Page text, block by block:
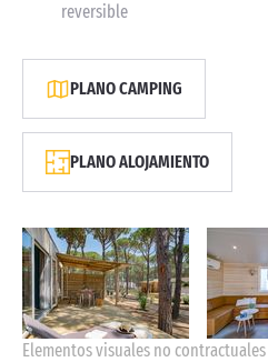
reversible
PLANO CAMPING
PLANO ALOJAMIENTO
Elementos visuales no contractuales